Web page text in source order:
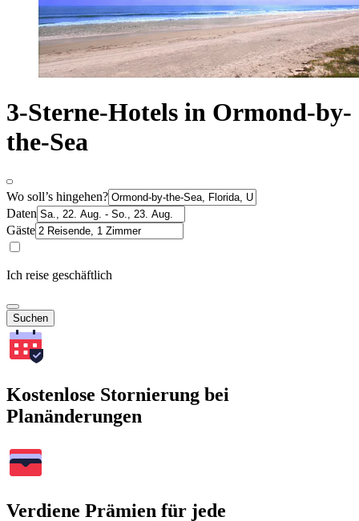
3-Sterne-Hotels in Ormond-by-
the-Sea
Wo soll’s hingehen?
Daten
Gäste
Ich reise geschäftlich
Suchen
Kostenlose Stornierung bei
Planänderungen
Verdiene Prämien für jede